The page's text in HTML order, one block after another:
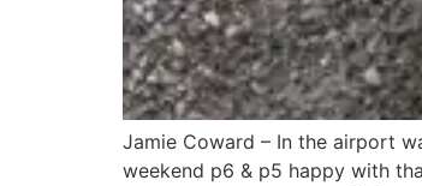
Jamie Coward – In the airport
weekend p6 & p5 happy with